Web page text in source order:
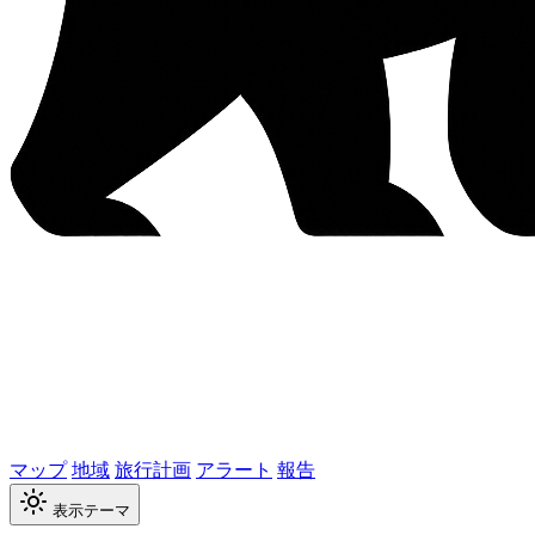
マップ地域旅行計画 アラート 報告
表示テーマ